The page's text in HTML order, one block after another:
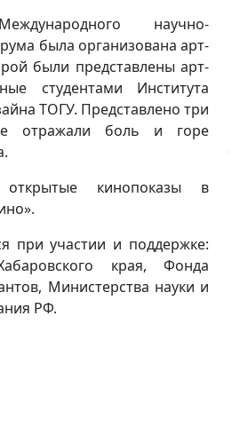
научно-
была организована арт-
были представлены арт-
студентами Института
ТОГУ. Представлено три
отражали боль и горе
кинопоказы в
при участии и поддержке:
края, Фонда
Министерства науки и
РФ.